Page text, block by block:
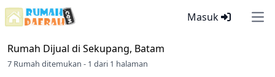
Masuk
Rumah Dijual di Sekupang, Batam
7 Rumah ditemukan - 1 dari 1 halaman